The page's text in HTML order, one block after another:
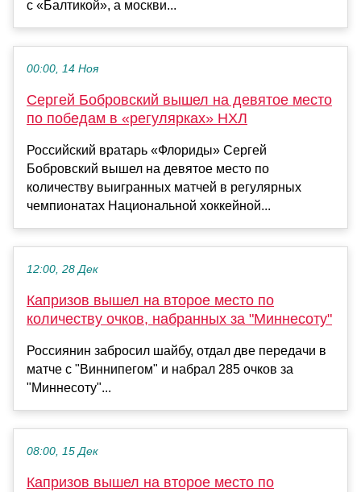
с «Балтикой», а москви...
00:00, 14 Ноя
Сергей Бобровский вышел на девятое место
по победам в «регулярках» НХЛ
Российский вратарь «Флориды» Сергей
Бобровский вышел на девятое место по
количеству выигранных матчей в регулярных
чемпионатах Национальной хоккейной...
12:00, 28 Дек
Капризов вышел на второе место по
количеству очков, набранных за "Миннесоту"
Россиянин забросил шайбу, отдал две передачи в
матче с "Виннипегом" и набрал 285 очков за
"Миннесоту"...
08:00, 15 Дек
Капризов вышел на второе место по